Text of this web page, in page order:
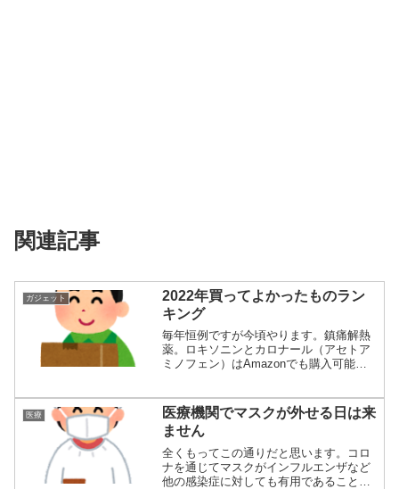
関連記事
ガジェット
2022年買ってよかったものラン
キング
毎年恒例ですが今頃やります。鎮痛解熱
薬。ロキソニンとカロナール（アセトア
ミノフェン）はAmazonでも購入可能で
医療
医療機関でマスクが外せる日は来
ません
全くもってこの通りだと思います。コロ
ナを通じてマスクがインフルエンザなど
他の感染症に対しても有用であることが